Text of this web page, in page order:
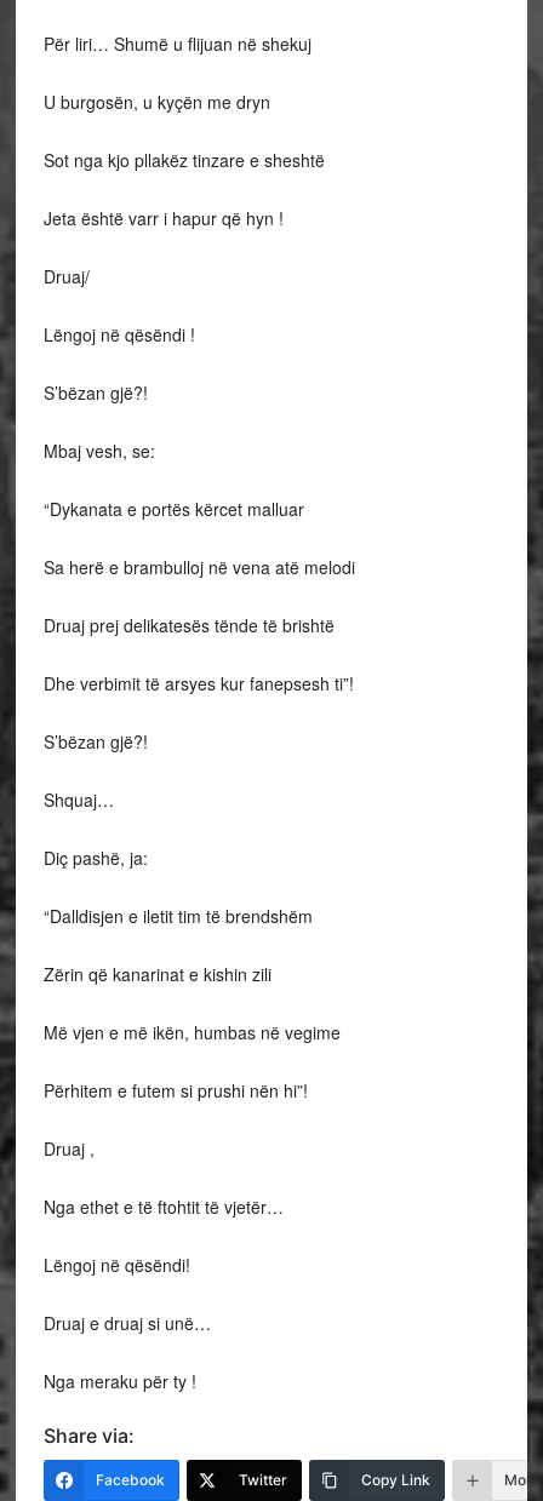
Për liri… Shumë u flijuan në shekuj
U burgosën, u kyçën me dryn
Sot nga kjo pllakëz tinzare e sheshtë
Jeta është varr i hapur që hyn !
Druaj/
Lëngoj në qësëndi !
S’bëzan gjë?!
Mbaj vesh, se:
“Dykanata e portës kërcet malluar
Sa herë e brambulloj në vena atë melodi
Druaj prej delikatesës tënde të brishtë
Dhe verbimit të arsyes kur fanepsesh ti”!
S’bëzan gjë?!
Shquaj…
Diç pashë, ja:
“Dalldisjen e iletit tim të brendshëm
Zërin që kanarinat e kishin zili
Më vjen e më ikën, humbas në vegime
Përhitem e futem si prushi nën hi”!
Druaj ,
Nga ethet e të ftohtit të vjetër…
Lëngoj në qësëndi!
Druaj e druaj si unë…
Nga meraku për ty !
Share via:
Facebook Twitter Copy Link More